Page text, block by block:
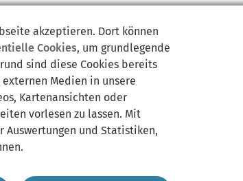
akzeptieren. Dort können
Cookies, um grundlegende
sind diese Cookies bereits
Medien in unsere
Kartenansichten oder
vorlesen zu lassen. Mit
und Statistiken,